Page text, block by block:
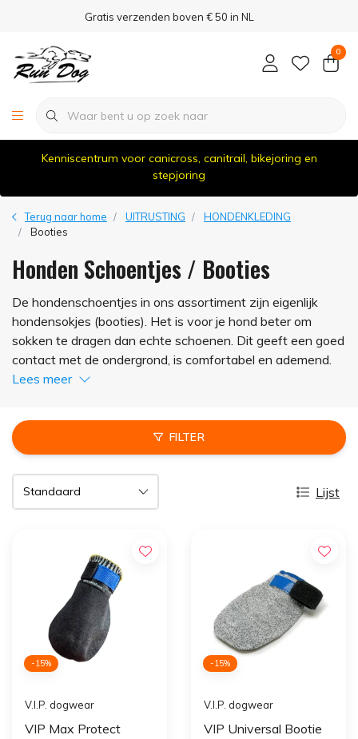
Gratis verzenden boven € 50 in NL
0
Kenniscentrum voor canicross, canitrail, bikejoring en
stepjoring
Terug naar home UITRUSTING
HONDENKLEDING
Booties
Honden Schoentjes / Booties
De hondenschoentjes in ons assortiment zijn eigenlijk
hondensokjes (booties). Het is voor je hond beter om
sokken te dragen dan echte schoenen. Dit geeft een goed
contact met de ondergrond, is comfortabel en ademend.
Lees meer
FILTER
Lijst
-15%
V.I.P. dogwear
VIP Max Protect
-15%
V.I.P. dogwear
VIP Universal Bootie